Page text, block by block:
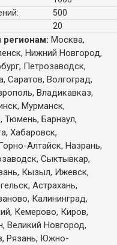
500
20
Москва,
Нижний Новгород,
Петрозаводск,
Саратов, Волгоград,
Владикавказ,
Мурманск,
Тюмень, Барнаул,
Хабаровск,
Алтайск, Назрань,
Сыктывкар,
Кызыл, Ижевск,
Астрахань,
Калининград,
Кемерово, Киров,
Великий Новгород,
Рязань, Южно-